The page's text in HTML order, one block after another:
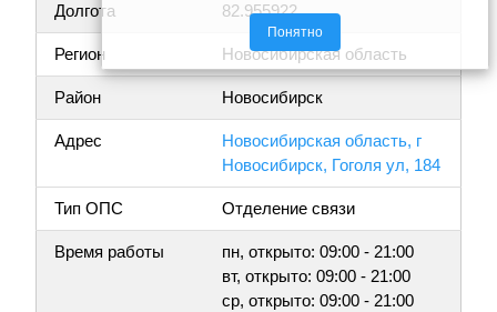
Долгота 82.955922
Регион Новосибирская область
Район Новосибирск
Адрес
Новосибирская область, г
Новосибирск, Гоголя ул, 184
Тип ОПС Отделение связи
Время работы
пн, открыто: 09:00 - 21:00
вт, открыто: 09:00 - 21:00
ср, открыто: 09:00 - 21:00
Понятно